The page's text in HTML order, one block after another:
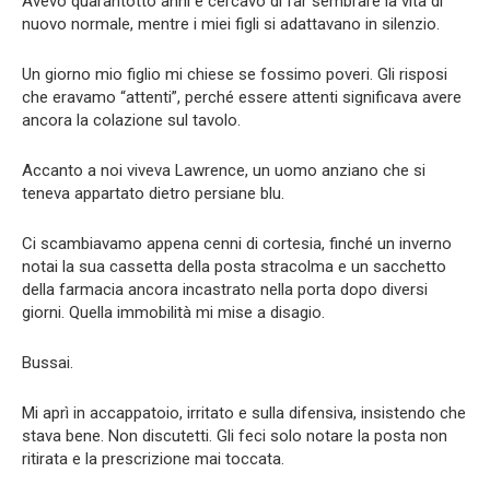
nuovo normale, mentre i miei figli si adattavano in silenzio.
Un giorno mio figlio mi chiese se fossimo poveri. Gli risposi
che eravamo “attenti”, perché essere attenti significava avere
ancora la colazione sul tavolo.
Accanto a noi viveva Lawrence, un uomo anziano che si
teneva appartato dietro persiane blu.
Ci scambiavamo appena cenni di cortesia, finché un inverno
notai la sua cassetta della posta stracolma e un sacchetto
della farmacia ancora incastrato nella porta dopo diversi
giorni. Quella immobilità mi mise a disagio.
Bussai.
Mi aprì in accappatoio, irritato e sulla difensiva, insistendo che
stava bene. Non discutetti. Gli feci solo notare la posta non
ritirata e la prescrizione mai toccata.